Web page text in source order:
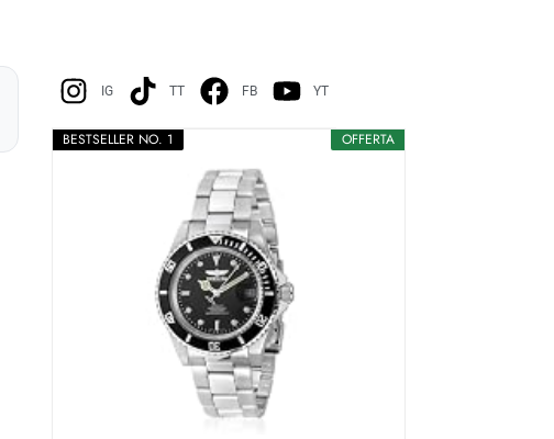
IG TT FB YT
OFFERTA
BESTSELLER NO. 1